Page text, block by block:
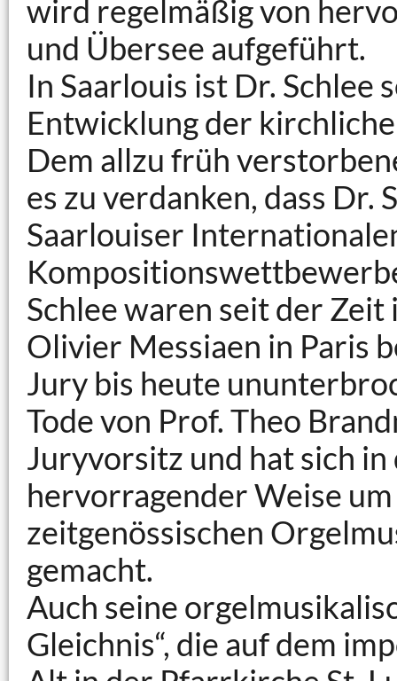
wird regelmäßig von
und Übersee aufgeführt.
In Saarlouis ist Dr.
Entwicklung der
Dem allzu früh
es zu verdanken, dass Dr.
Saarlouiser
Schlee waren seit der
Olivier Messiaen in Paris
Jury bis heute
Tode von Prof. Theo
Juryvorsitz und hat sich
hervorragender Weise
zeitgenössischen
gemacht.
Auch seine
Gleichnis“, die auf dem